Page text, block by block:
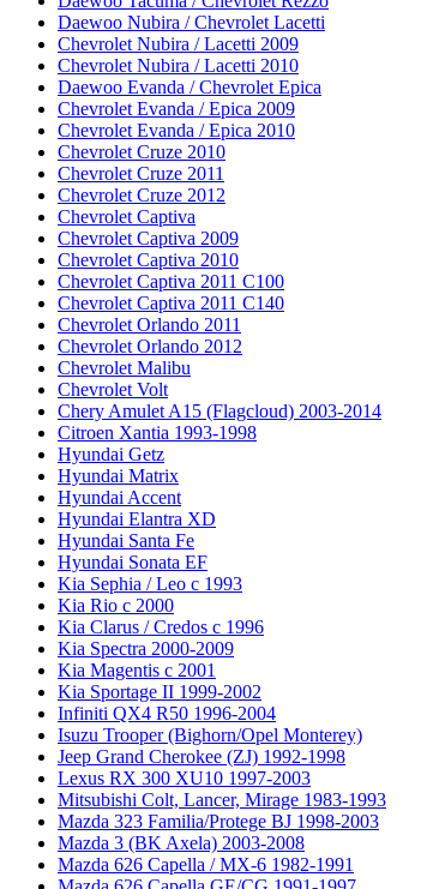
Daewoo Nubira / Chevrolet Lacetti
Chevrolet Nubira / Lacetti 2009
Chevrolet Nubira / Lacetti 2010
Daewoo Evanda / Chevrolet Epica
Chevrolet Evanda / Epica 2009
Chevrolet Evanda / Epica 2010
Chevrolet Cruze 2010
Chevrolet Cruze 2011
Chevrolet Cruze 2012
Chevrolet Captiva
Chevrolet Captiva 2009
Chevrolet Captiva 2010
Chevrolet Captiva 2011 C100
Chevrolet Captiva 2011 C140
Chevrolet Orlando 2011
Chevrolet Orlando 2012
Chevrolet Malibu
Chevrolet Volt
Chery Amulet A15 (Flagcloud) 2003-2014
Citroen Xantia 1993-1998
Hyundai Getz
Hyundai Matrix
Hyundai Accent
Hyundai Elantra XD
Hyundai Santa Fe
Hyundai Sonata EF
Kia Sephia / Leo с 1993
Kia Rio с 2000
Kia Clarus / Credos с 1996
Kia Spectra 2000-2009
Kia Magentis с 2001
Kia Sportage II 1999-2002
Infiniti QX4 R50 1996-2004
Isuzu Trooper (Bighorn/Opel Monterey)
Jeep Grand Cherokee (ZJ) 1992-1998
Lexus RX 300 XU10 1997-2003
Mitsubishi Colt, Lancer, Mirage 1983-1993
Mazda 323 Familia/Protege BJ 1998-2003
Mazda 3 (BK Axela) 2003-2008
Mazda 626 Capella / MX-6 1982-1991